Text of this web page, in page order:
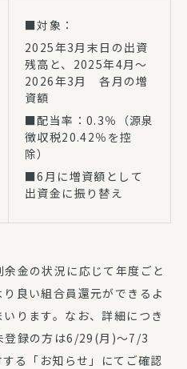
■対象：
2025年3月末日の出資
残高と、2025年4月～
2026年3月 各月の増
資額
■配当率：0.3％（源泉
徴収税20.42％を控
除）
■6月に増資額として
出資金に振り替え
金の状況に応じて年度ごと
良い組合員還元ができるよ
ります。なお、詳細につき
登録の方は6/29(月)～7/3
る「お知らせ」にてご確認